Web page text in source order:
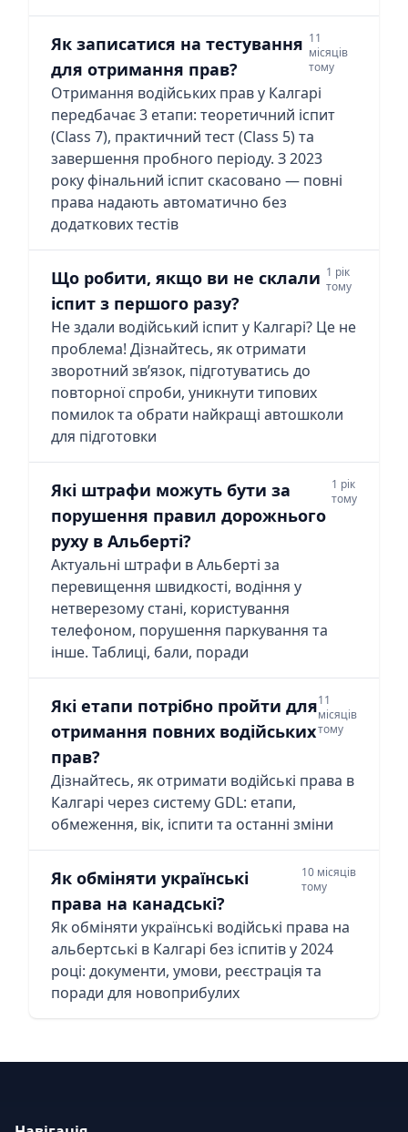
Як записатися на тестування
для отримання прав?
11
місяців
тому
Отримання водійських прав у Калгарі
передбачає 3 етапи: теоретичний іспит
(Class 7), практичний тест (Class 5) та
завершення пробного періоду. З 2023
року фінальний іспит скасовано — повні
права надають автоматично без
додаткових тестів
Що робити, якщо ви не склали
іспит з першого разу?
1 рік
тому
Не здали водійський іспит у Калгарі? Це не
проблема! Дізнайтесь, як отримати
зворотний зв’язок, підготуватись до
повторної спроби, уникнути типових
помилок та обрати найкращі автошколи
для підготовки
Які штрафи можуть бути за
порушення правил дорожнього
руху в Альберті?
1 рік
тому
Актуальні штрафи в Альберті за
перевищення швидкості, водіння у
нетверезому стані, користування
телефоном, порушення паркування та
інше. Таблиці, бали, поради
Які етапи потрібно пройти для
отримання повних водійських
прав?
11
місяців
тому
Дізнайтесь, як отримати водійські права в
Калгарі через систему GDL: етапи,
обмеження, вік, іспити та останні зміни
Як обміняти українські
права на канадські?
10 місяців
тому
Як обміняти українські водійські права на
альбертські в Калгарі без іспитів у 2024
році: документи, умови, реєстрація та
поради для новоприбулих